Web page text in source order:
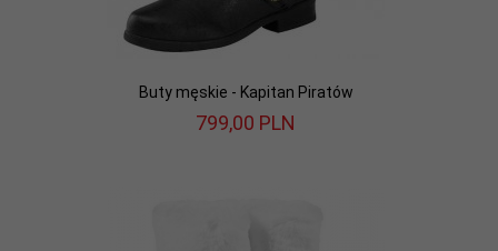
Buty męskie - Kapitan Piratów
799,00 PLN